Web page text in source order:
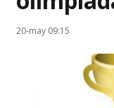
20-may 09:15